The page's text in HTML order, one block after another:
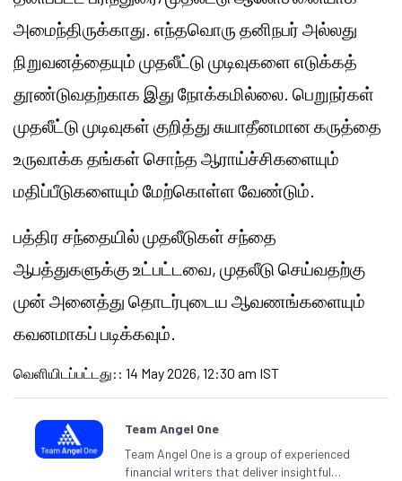
அமைந்திருக்காது. எந்தவொரு தனிநபர் அல்லது
நிறுவனத்தையும் முதலீட்டு முடிவுகளை எடுக்கத்
தூண்டுவதற்காக இது நோக்கமில்லை. பெறுநர்கள்
முதலீட்டு முடிவுகள் குறித்து சுயாதீனமான கருத்தை
உருவாக்க தங்கள் சொந்த ஆராய்ச்சிகளையும்
மதிப்பீடுகளையும் மேற்கொள்ள வேண்டும்.
பத்திர சந்தையில் முதலீடுகள் சந்தை
ஆபத்துகளுக்கு உட்பட்டவை, முதலீடு செய்வதற்கு
முன் அனைத்து தொடர்புடைய ஆவணங்களையும்
கவனமாகப் படிக்கவும்.
வெளியிடப்பட்டது: : 14 May 2026, 12:30 am IST
Team Angel One
Team Angel One is a group of experienced
financial writers that deliver insightful